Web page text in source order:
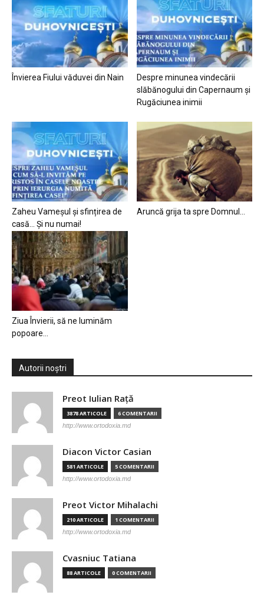
Învierea Fiului văduvei din Nain
Despre minunea vindecării
slăbănogului din Capernaum și
Rugăciunea inimii
Zaheu Vameșul și sfințirea de
casă… Și nu numai!
Aruncă grija ta spre Domnul…
Ziua Învierii, să ne luminăm
popoare…
Autorii noștri
Preot Iulian Raţă
3878 ARTICOLE 6 COMENTARII
http://www.ortodoxia.md
Diacon Victor Casian
581 ARTICOLE 5 COMENTARII
http://www.ortodoxia.md
Preot Victor Mihalachi
210 ARTICOLE 1 COMENTARII
http://www.ortodoxia.md
Cvasniuc Tatiana
88 ARTICOLE 0 COMENTARII